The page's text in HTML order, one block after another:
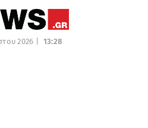
2026 | 13:28